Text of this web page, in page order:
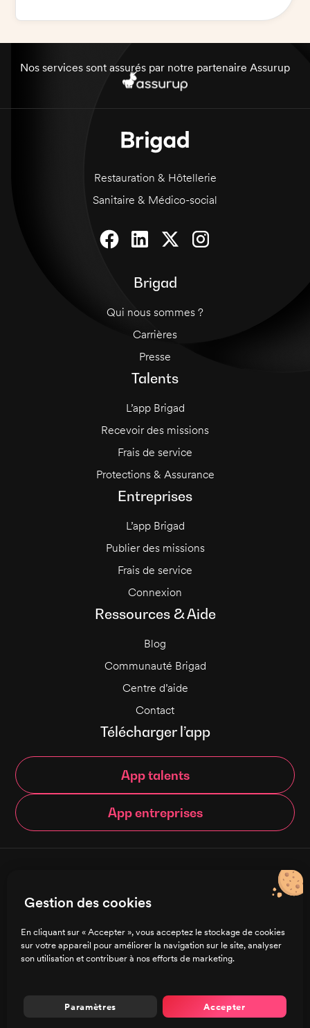
à la clientèle irréprochable. Vous contrôlerez la
respect des normes d'hygiène et de sécurité
alimentaire. Une bonne connaissance de la
pour réussir dans cette mission.
Nos services sont assurés par notre partenaire Assurup
Restauration & Hôtellerie
Sanitaire & Médico-social
Brigad
Qui nous sommes ?
Carrières
Presse
Talents
L’app Brigad
Recevoir des missions
Frais de service
Protections & Assurance
Entreprises
L’app Brigad
Publier des missions
Frais de service
Connexion
Ressources & Aide
Blog
Communauté Brigad
Centre d’aide
Contact
Télécharger l’app
App talents
App entreprises
Charte de confidentialité
CGU/CGV
Préférences de cookies
Gestion des cookies
En cliquant sur « Accepter », vous acceptez le stockage de cookies
sur votre appareil pour améliorer la navigation sur le site, analyser
son utilisation et contribuer à nos efforts de marketing.
Accepter
Paramètres